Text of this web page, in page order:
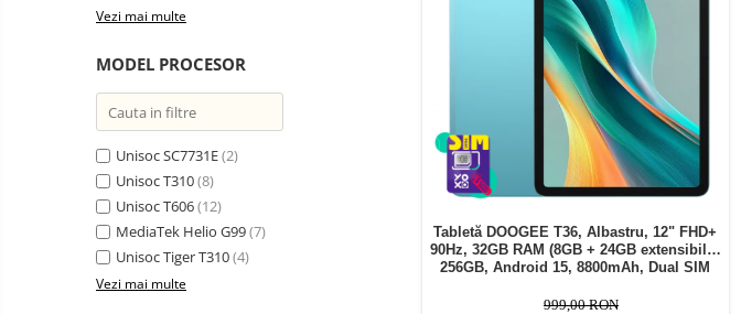
Vezi mai multe
MODEL PROCESOR
Unisoc SC7731E(2)
Unisoc T310(8)
Unisoc T606(12)
MediaTek Helio G99(7)
Unisoc Tiger T310(4)
Vezi mai multe
Tabletă DOOGEE T36, Albastru, 12" FHD+
90Hz, 32GB RAM (8GB + 24GB extensibili),
256GB, Android 15, 8800mAh, Dual SIM
999,00 RON